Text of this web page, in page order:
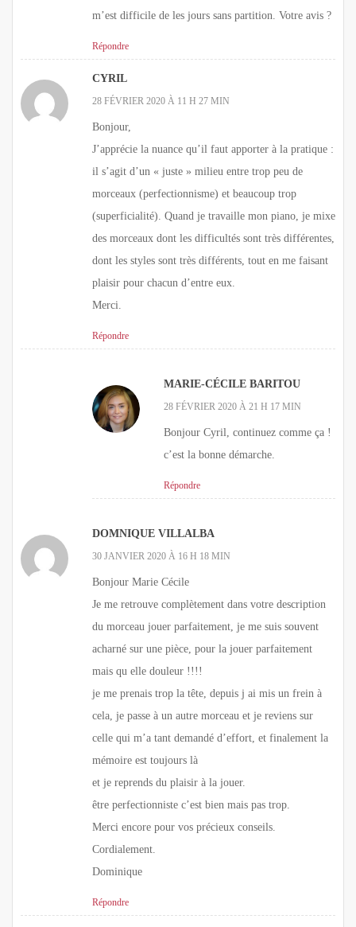
m’est difficile de les jours sans partition. Votre avis ?
Répondre
CYRIL
28 FÉVRIER 2020 À 11 H 27 MIN
Bonjour,
J’apprécie la nuance qu’il faut apporter à la pratique :
il s’agit d’un « juste » milieu entre trop peu de
morceaux (perfectionnisme) et beaucoup trop
(superficialité). Quand je travaille mon piano, je mixe
des morceaux dont les difficultés sont très différentes,
dont les styles sont très différents, tout en me faisant
plaisir pour chacun d’entre eux.
Merci.
Répondre
MARIE-CÉCILE BARITOU
28 FÉVRIER 2020 À 21 H 17 MIN
Bonjour Cyril, continuez comme ça !
c’est la bonne démarche.
Répondre
DOMNIQUE VILLALBA
30 JANVIER 2020 À 16 H 18 MIN
Bonjour Marie Cécile
Je me retrouve complètement dans votre description
du morceau jouer parfaitement, je me suis souvent
acharné sur une pièce, pour la jouer parfaitement
mais qu elle douleur !!!!
je me prenais trop la tête, depuis j ai mis un frein à
cela, je passe à un autre morceau et je reviens sur
celle qui m’a tant demandé d’effort, et finalement la
mémoire est toujours là
et je reprends du plaisir à la jouer.
être perfectionniste c’est bien mais pas trop.
Merci encore pour vos précieux conseils.
Cordialement.
Dominique
Répondre